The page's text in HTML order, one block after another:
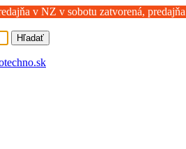
v NZ v sobotu zatvorená,
Hľadať